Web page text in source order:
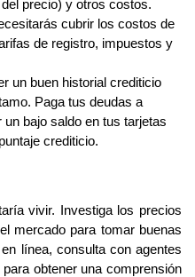
precio) y otros costos.
cubrir los costos de
de registro, impuestos y
un buen historial crediticio
Paga tus deudas a
bajo saldo en tus tarjetas
crediticio.
vivir. Investiga los precios
mercado para tomar buenas
línea, consulta con agentes
obtener una comprensión